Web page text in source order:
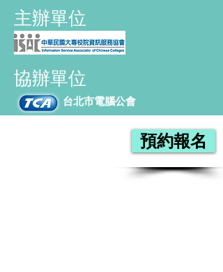
主辦單位
協辦單位
台北市電腦公會
預約報名